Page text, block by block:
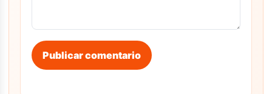
Publicar comentario